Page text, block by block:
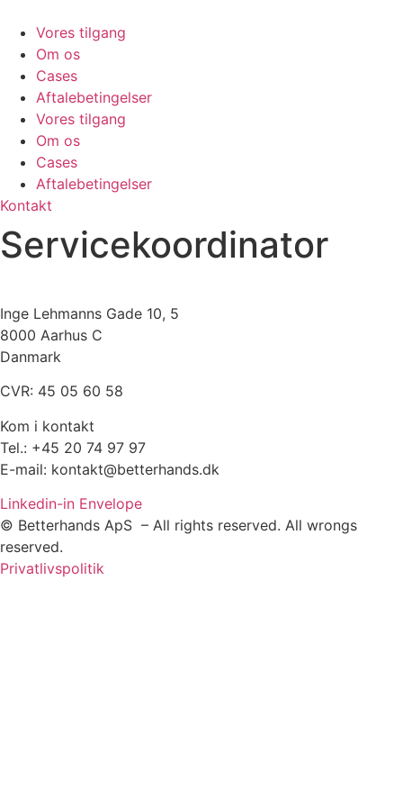
indhold
Vores tilgang
Om os
Cases
Aftalebetingelser
Vores tilgang
Om os
Cases
Aftalebetingelser
Kontakt
Servicekoordinator
Inge Lehmanns Gade 10, 5
8000 Aarhus C
Danmark
CVR: 45 05 60 58
Kom i kontakt
Tel.: +45 20 74 97 97
E-mail: kontakt@betterhands.dk
Linkedin-in Envelope
© Betterhands ApS – All rights reserved. All wrongs
reserved.
Privatlivspolitik